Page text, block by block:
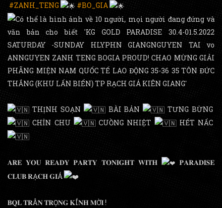
#ZANH_TENG
#BO_GIA
THỊNH SOẠN BÀI BẢN
TƯNG BỪNG
CHỈN CHU
CUỒNG NHIỆT HẾT NẤC
𝐀𝐑𝐄 𝐘𝐎𝐔 𝐑𝐄𝐀𝐃𝐘 𝐏𝐀𝐑𝐓𝐘 𝐓𝐎𝐍𝐈𝐆𝐇𝐓 𝐖𝐈𝐓𝐇
𝐏𝐀𝐑𝐀𝐃𝐈𝐒𝐄
𝐂𝐋𝐔𝐁 𝐑Ạ𝐂𝐇 𝐆𝐈Á
𝐁𝐐𝐋 𝐓𝐑Â𝐍 𝐓𝐑Ọ𝐍𝐆 𝐊Í𝐍𝐇 𝐌Ờ𝐈 !